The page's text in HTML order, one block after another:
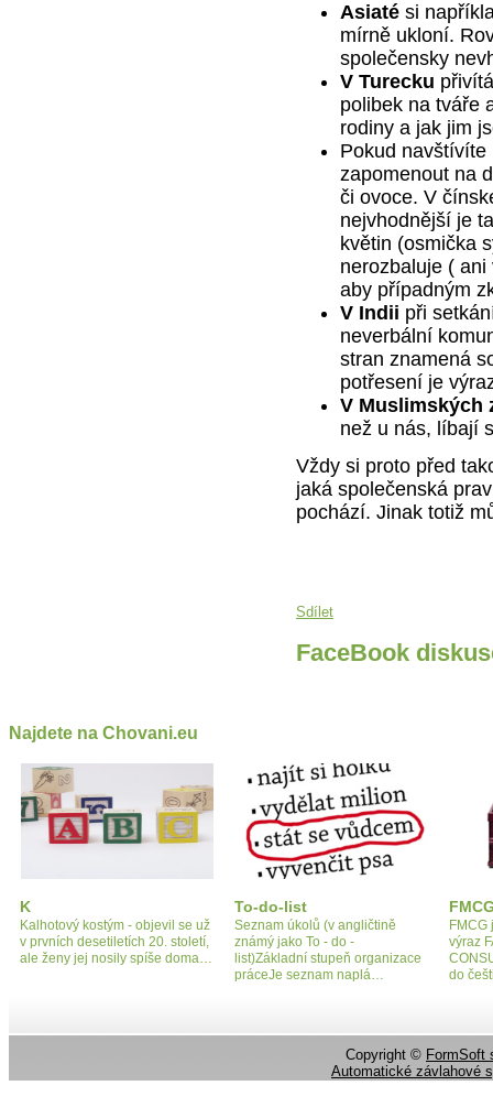
Asiaté si
mírně ukloní.
společensky
V Turecku
polibek na tváře
rodiny a jak jim
Pokud navštívíte
zapomenout na
či ovoce. V
nejvhodnější je
květin (osmička
nerozbaluje (
aby případným
V Indii při
neverbální
stran znamená
potřesení je
V Muslimských
než u nás, líbají
Vždy si proto před
jaká společenská
pochází. Jinak totiž
Sdílet
FaceBook
Najdete na Chovani.eu
K
Kalhotový kostým - objevil se už
v prvních desetiletích 20. století,
ale ženy jej nosily spíše doma…
To-do-list
Seznam úkolů (v angličtině
známý jako To - do -
list)Základní stupeň organizace
práceJe seznam naplá…
FMCG
výraz
do
Copyright © FormSoft
Automatické závlahové